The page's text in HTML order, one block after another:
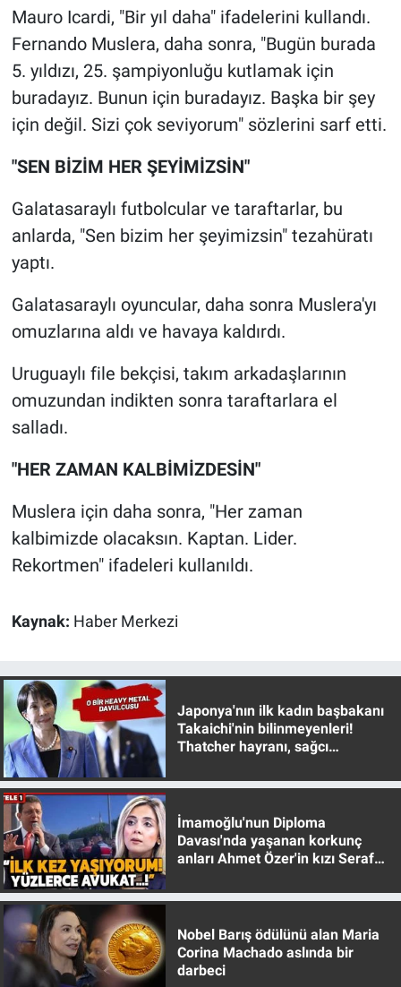
Mauro Icardi, "Bir yıl daha" ifadelerini kullandı.
Fernando Muslera, daha sonra, "Bugün burada
5. yıldızı, 25. şampiyonluğu kutlamak için
buradayız. Bunun için buradayız. Başka bir şey
için değil. Sizi çok seviyorum" sözlerini sarf etti.
"SEN BİZİM HER ŞEYİMİZSİN"
Galatasaraylı futbolcular ve taraftarlar, bu
anlarda, "Sen bizim her şeyimizsin" tezahüratı
yaptı.
Galatasaraylı oyuncular, daha sonra Muslera'yı
omuzlarına aldı ve havaya kaldırdı.
Uruguaylı file bekçisi, takım arkadaşlarının
omuzundan indikten sonra taraftarlara el
salladı.
"HER ZAMAN KALBİMİZDESİN"
Muslera için daha sonra, "Her zaman
kalbimizde olacaksın. Kaptan. Lider.
Rekortmen" ifadeleri kullanıldı.
Kaynak: Haber Merkezi
Japonya'nın ilk kadın başbakanı
Takaichi'nin bilinmeyenleri!
Thatcher hayranı, sağcı
İmamoğlu'nun Diploma
Davası'nda yaşanan korkunç
anları Ahmet Özer'in kızı Seraf
Nobel Barış ödülünü alan Maria
Corina Machado aslında bir
darbeci